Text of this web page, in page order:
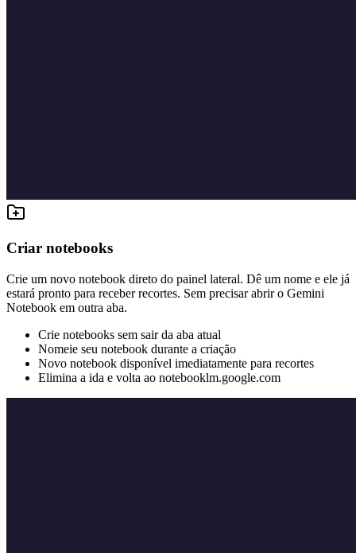
Criar notebooks
Crie um novo notebook direto do painel lateral. Dê um nome e ele já
estará pronto para receber recortes. Sem precisar abrir o Gemini
Notebook em outra aba.
Crie notebooks sem sair da aba atual
Nomeie seu notebook durante a criação
Novo notebook disponível imediatamente para recortes
Elimina a ida e volta ao notebooklm.google.com